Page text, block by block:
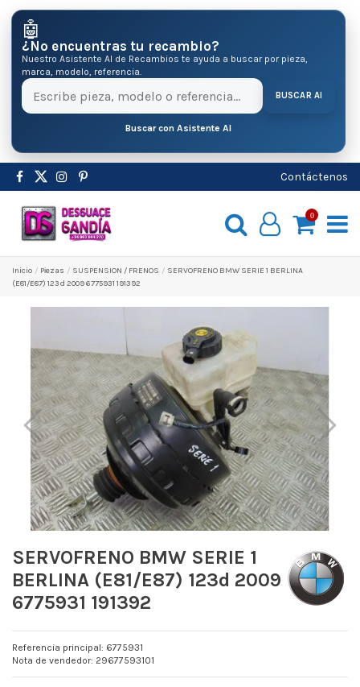
🤖
¿No encuentras tu recambio?
Nuestro Asistente AI de Recambios te ayuda a buscar por pieza,
marca, modelo, referencia.
BUSCAR AI
Buscar con Asistente AI
Contáctenos
0
Inicio Pіezas SUSPENSION / FRENOS
SERVOFRENO BMW SERIE 1 BERLINA
(E81/E87) 123d 2009 6775931 191392
SERVOFRENO BMW SERIE 1
BERLINA (E81/E87) 123d 2009
6775931 191392
Referencia principal: 6775931
Nota de vendedor: 29677593101